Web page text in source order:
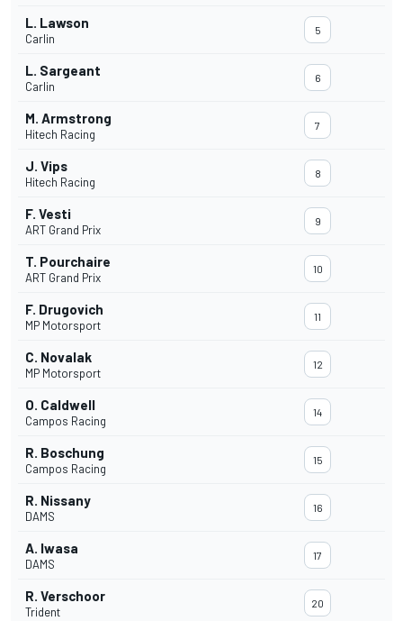
L. Lawson
Carlin
5
L. Sargeant
Carlin
6
M. Armstrong
Hitech Racing
7
J. Vips
Hitech Racing
8
F. Vesti
ART Grand Prix
9
T. Pourchaire
ART Grand Prix
10
F. Drugovich
MP Motorsport
11
C. Novalak
MP Motorsport
12
O. Caldwell
Campos Racing
14
R. Boschung
Campos Racing
15
R. Nissany
DAMS
16
A. Iwasa
DAMS
17
R. Verschoor
Trident
20